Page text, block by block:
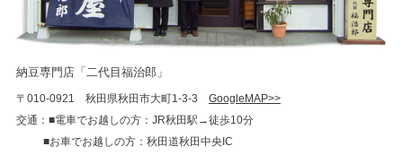
納豆専門店「二代目福治郎」
〒010-0921 秋田県秋田市大町1-3-3 GoogleMAP>>
交通：■電車でお越しの方：JR秋田駅→徒歩10分
■お車でお越しの方：秋田道秋田中央IC